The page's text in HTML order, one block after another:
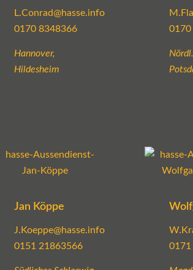
L.Conrad@hasse.info
0170 8348366
Hannover,
Hildesheim
0170
Jan Köppe
J.Koeppe@hasse.info
0151 21863566
0171